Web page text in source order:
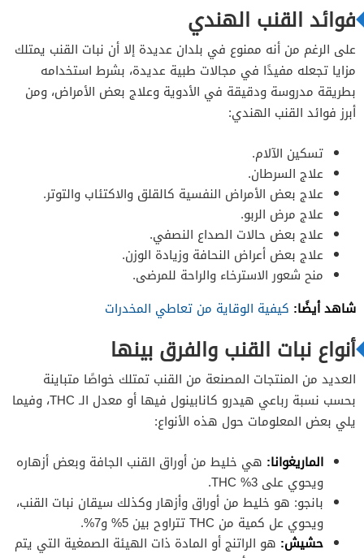
فوائد القنب الهندي
على الرغم من أنه ممنوع في بلدان عديدة إلا أن نبات القنب يمتلك
مزايا تجعله مفيدًا في مجالات طبية عديدة، بشرط استخدامه
بطريقة مدروسة ودقيقة في الأدوية وعلاج بعض الأمراض، ومن
أبرز فوائد القنب الهندي:
تسكين الآلام.
علاج السرطان.
علاج بعض الأمراض النفسية كالقلق والاكتئاب والتوتر.
علاج مرض الربو.
علاج بعض حالات الصداع النصفي.
علاج بعض أعراض النحافة وزيادة الوزن.
منح شعور الاسترخاء والراحة للمرضى.
شاهد أيضًا: كيفية الوقاية من تعاطي المخدرات
أنواع نبات القنب والفرق بينها
العديد من المنتجات المصنعة من القنب تمتلك خواصًا متباينة
بحسب نسبة رباعي هيدرو كانابينول فيها أو معدل الـ THC، وفيما
يلي بعض المعلومات حول هذه الأنواع:
الماريغوانا: هي خليط من أوراق القنب الجافة وبعض أزهاره
ويحوي على 3% THC.
بانجو: هو خليط من أوراق وأزهار وكذلك سيقان نبات القنب،
ويحوي عل كمية من THC تتراوح بين 5% و7%.
حشيش: هو الراتنج أو المادة ذات الهيئة الصمغية التي يتم